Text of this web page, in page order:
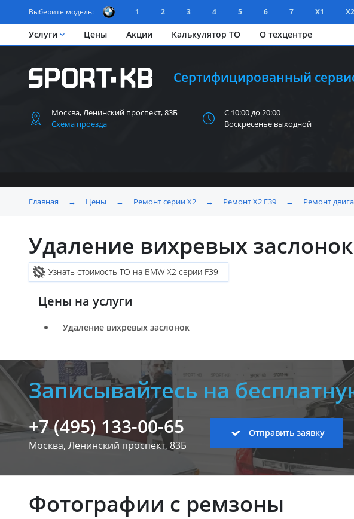
Выберите модель: 1 2 3 4 5 6 7 X1 X2
Услуги Цены Акции Калькулятор ТО О техцентре
Сертифицированный
Москва, Ленинский проспект, 83Б
Схема проезда
С 10:00 до 20:00
Воскресенье выходной
Главная → Цены → Ремонт серии X2 → Ремонт X2 F39 → Ремонт
Удаление вихревых заслонок
Узнать стоимость ТО на BMW X2 серии F39
Цены на услуги
Удаление вихревых заслонок
Записывайтесь на
+7 (495) 133-00-65
Москва, Ленинский проспект, 83Б
Отправить заявку
Фотографии с ремзоны